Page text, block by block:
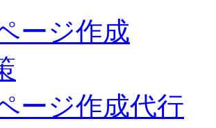
ージ作成
ージ作成代行